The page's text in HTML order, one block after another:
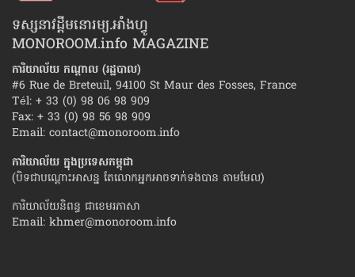
ទស្សនាវដ្ដីមនោរម្យ.អាំងហ្វូ
MONOROOM.info MAGAZINE
ការិយាល័យ កណ្ដាល (រដ្ឋបាល)
#6 Rue de Breteuil, 94100 St Maur des Fosses, France
Tél: + 33 (0) 98 06 98 909
Fax: + 33 (0) 98 56 98 909
Email: contact@monoroom.info
ការិយាល័យ ក្នុង​ប្រទេស​កម្ពុជា
(បិទជាបណ្ដោះអាសន្ន តែលោកអ្នកអាចទាក់ទងបាន តាមមែល)
ការិយាល័យនិពន្ធ ជាខេមរភាសា
Email: khmer@monoroom.info